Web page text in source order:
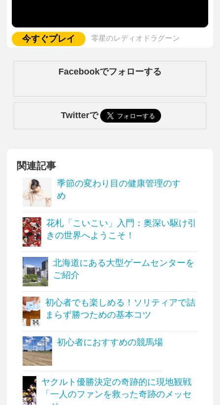
今すぐプレイ 零星のレディオドラグーン
Facebookでフォローする
Twitterで
関連記事
季節の変わり目の健康管理のすゝ
め
花札「こいこい」入門：奥深い駆け引
きの世界へようこそ！
北海道にある大型ゲームセンターを
ご紹介
初心者でも楽しめる！ソリティアで詰
まらず勝つための基本コツ
初心者におすすめの競馬場
ヤクルト優勝決定の奇跡的に現地観戦
「一人のファンを救った奇跡のメッセ